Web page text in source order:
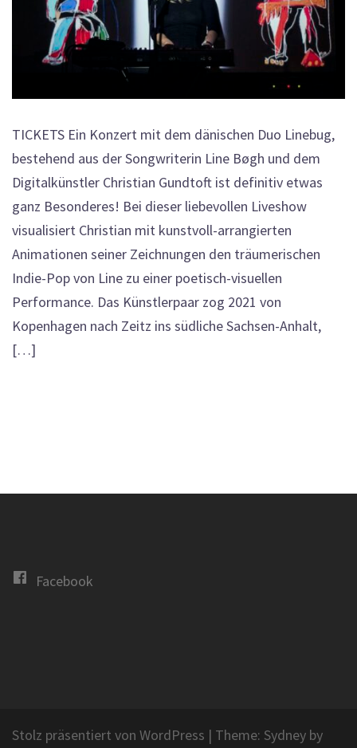
TICKETS Ein Konzert mit dem dänischen Duo Linebug,
bestehend aus der Songwriterin Line Bøgh und dem
Digitalkünstler Christian Gundtoft ist definitiv etwas
ganz Besonderes! Bei dieser liebevollen Liveshow
visualisiert Christian mit kunstvoll-arrangierten
Animationen seiner Zeichnungen den träumerischen
Indie-Pop von Line zu einer poetisch-visuellen
Performance. Das Künstlerpaar zog 2021 von
Kopenhagen nach Zeitz ins südliche Sachsen-Anhalt,
[…]
Facebook
Stolz präsentiert von WordPress | Theme: Sydney by